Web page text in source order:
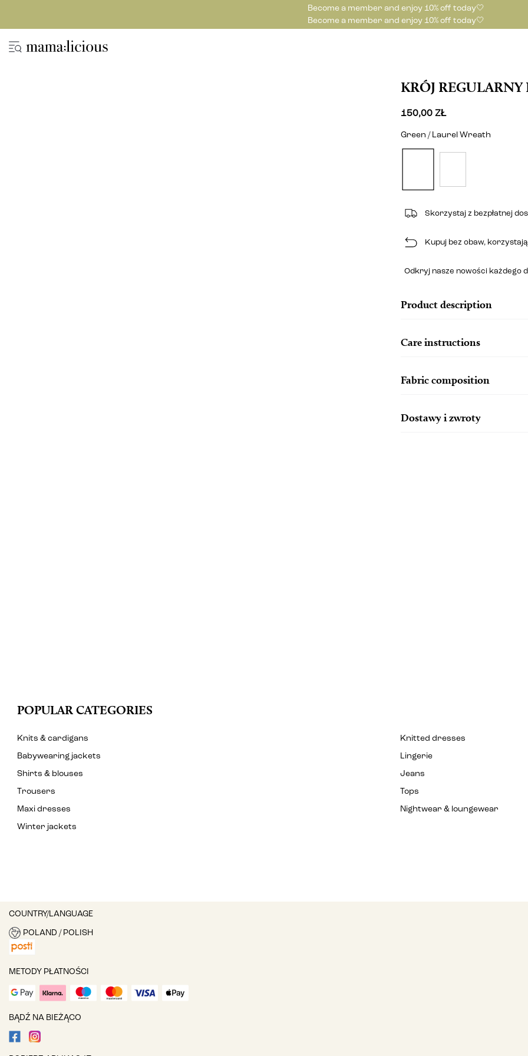
Become a member and enjoy 10% off today🤍
Become a member and enjoy 10% off today🤍
KRÓJ
150,00 ZŁ
Green / Laurel Wreath
Skorzystaj z bezpłatnej
Kupuj bez obaw,
Odkryj nasze nowości każdego
Product description
Care instructions
Fabric composition
Dostawy i zwroty
POPULAR CATEGORIES
Knits & cardigans
Knitted dresses
Babywearing jackets
Lingerie
Shirts & blouses
Jeans
Trousers
Tops
Maxi dresses
Nightwear & loungewear
Winter jackets
COUNTRY/LANGUAGE
POLAND / POLISH
METODY PŁATNOŚCI
BĄDŹ NA BIEŻĄCO